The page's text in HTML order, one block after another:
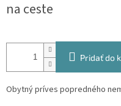
cena:
na ceste
Pridať do
Obytný príves popredného